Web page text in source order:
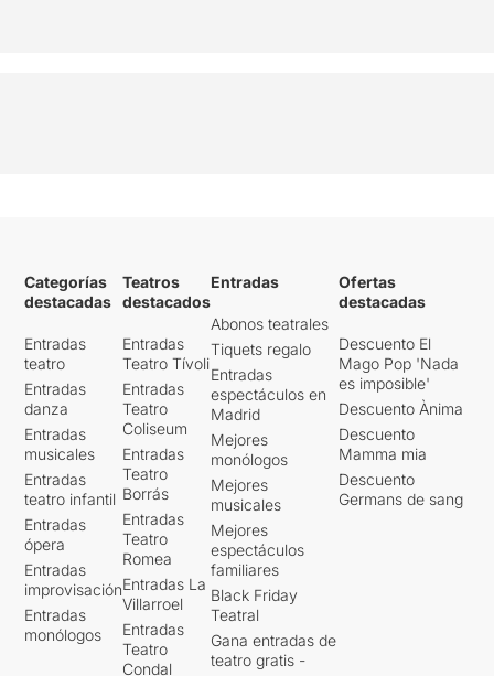
Categorías
destacadas
Entradas
teatro
Entradas
danza
Entradas
musicales
Entradas
teatro infantil
Entradas
ópera
Entradas
improvisación
Entradas
monólogos
Teatros
destacados
Entradas
Teatro Tívoli
Entradas
Teatro
Coliseum
Entradas
Teatro
Borrás
Entradas
Teatro
Romea
Entradas La
Villarroel
Entradas
Teatro
Condal
Entradas
Abonos teatrales
Tiquets regalo
Entradas
espectáculos en
Madrid
Mejores
monólogos
Mejores
musicales
Mejores
espectáculos
familiares
Black Friday
Teatral
Gana entradas de
teatro gratis -
Ofertas
destacadas
Descuento El
Mago Pop 'Nada
es imposible'
Descuento Ànima
Descuento
Mamma mia
Descuento
Germans de sang